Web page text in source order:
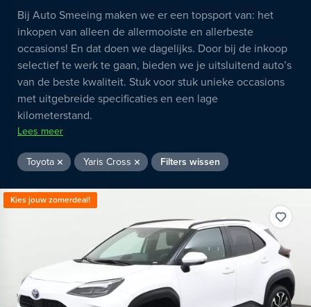
Bij Auto Smeeing maken we er een topsport van: het
inkopen van alleen de allermooiste en allerbeste
occasions! En dat doen we dagelijks. Door bij de inkoop
selectief te werk te gaan, bieden we je uitsluitend auto’s
van de beste kwaliteit. Stuk voor stuk unieke occasions
met uitgebreide specificaties en een lage
kilometerstand.
Lees meer
Toyota Yaris Cross Filters wissen
Kies jouw zomerdeal!